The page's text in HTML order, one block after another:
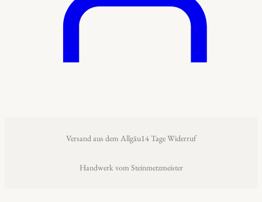
Versand aus dem Allgäu14 Tage Widerruf
Handwerk vom Steinmetzmeister